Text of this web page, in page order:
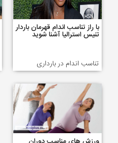
با راز تناسب اندام قهرمان باردار
تنیس استرالیا آشنا شوید
تناسب اندام در بارداری